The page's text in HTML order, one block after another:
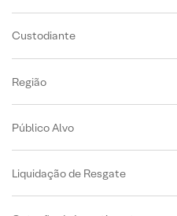
Custodiante
Região
Público Alvo
Liquidação de Resgate